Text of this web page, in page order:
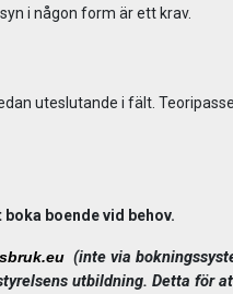
i någon form är ett krav.
uteslutande i fält.
boende vid behov.
(inte via
utbildning. Detta för